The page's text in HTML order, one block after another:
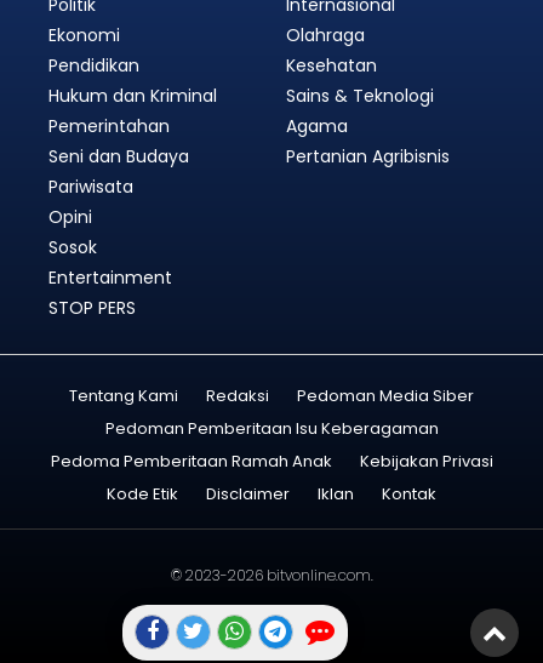
Politik
Ekonomi
Pendidikan
Hukum dan Kriminal
Pemerintahan
Internasional
Olahraga
Kesehatan
Sains & Teknologi
Agama
Seni dan Budaya
Pariwisata
Opini
Sosok
Entertainment
STOP PERS
Pertanian Agribisnis
Tentang Kami Redaksi
Pedoman Media Siber
Pedoman Pemberitaan Isu Keberagaman
Pedoma Pemberitaan Ramah Anak
Kebijakan Privasi
Kode Etik
Disclaimer Iklan Kontak
© 2023-2026 bitvonline.com.